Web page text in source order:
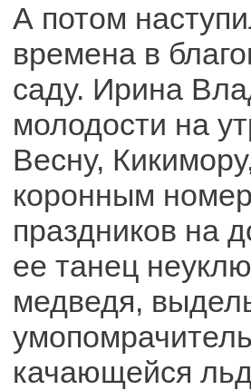
А потом
времена в
саду. Ирина
молодости на
Весну,
коронным
праздников на
ее танец
медведя,
качающейся